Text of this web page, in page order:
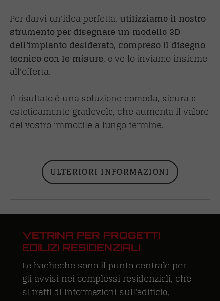
Per darvi un'idea perfetta, utilizziamo il nostro
strumento per disegnare un modello 3D
dell'impianto desiderato, compreso il disegno
tecnico con le misure, e ve lo inviamo insieme
all'offerta.
Il risultato è una soluzione comoda, sicura e
esteticamente gradevole, che aumenta il valore
del vostro immobile a lungo termine.
ULTERIORI INFORMAZIONI
VETRINA PER PROGETTI
EDILIZI RESIDENZIALI
Le bacheche sono il punto centrale per
gli avvisi nei complessi residenziali, che
si tratti di informazioni sull'edificio,